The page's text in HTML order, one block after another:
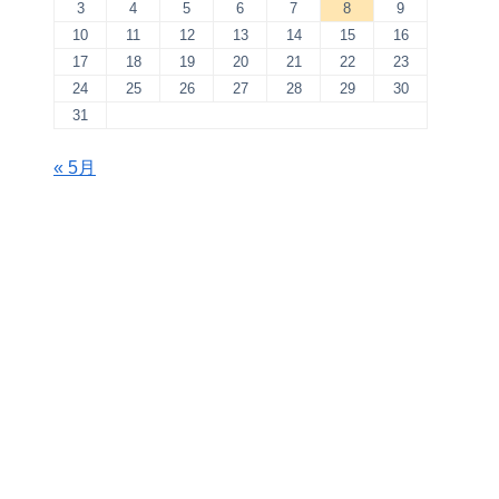
3 4 5 6 7 8
9
10
11 12 13 14 15
16
17
18 19 20 21 22
23
24
25 26 27 28 29
30
31
« 5月